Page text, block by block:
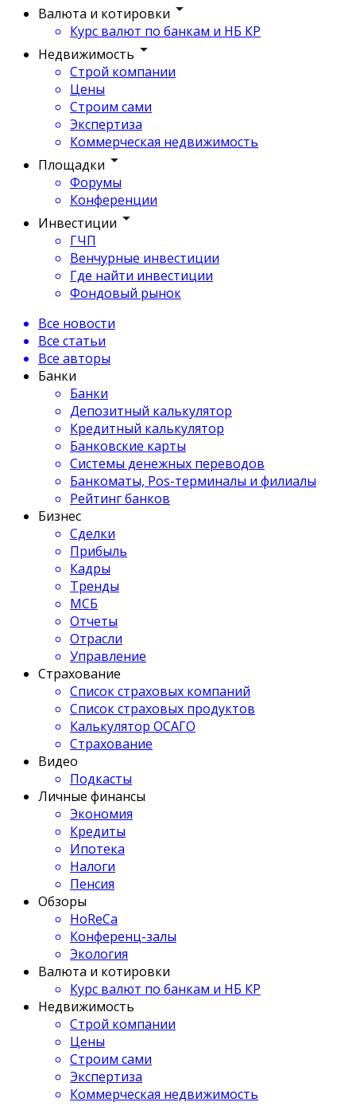
Валюта и котировки
Курс валют по банкам и НБ КР
Недвижимость
Строй компании
Цены
Строим сами
Экспертиза
Коммерческая недвижимость
Площадки
Форумы
Конференции
Инвестиции
ГЧП
Венчурные инвестиции
Где найти инвестиции
Фондовый рынок
Все новости
Все статьи
Все авторы
Банки
Банки
Депозитный калькулятор
Кредитный калькулятор
Банковские карты
Системы денежных переводов
Банкоматы, Pos-терминалы и филиалы
Рейтинг банков
Бизнес
Сделки
Прибыль
Кадры
Тренды
МСБ
Отчеты
Отрасли
Управление
Страхование
Список страховых компаний
Список страховых продуктов
Калькулятор ОСАГО
Страхование
Видео
Подкасты
Личные финансы
Экономия
Кредиты
Ипотека
Налоги
Пенсия
Обзоры
HoReCa
Конференц-залы
Экология
Валюта и котировки
Курс валют по банкам и НБ КР
Недвижимость
Строй компании
Цены
Строим сами
Экспертиза
Коммерческая недвижимость